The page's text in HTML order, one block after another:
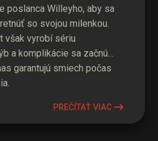
poslanca Willeyho, aby sa
so svojou milenkou.
však vyrobí sériu
a komplikácie sa začnú...
garantujú smiech počas
PREČÍTAŤ VIAC